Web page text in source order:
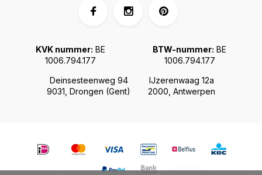
Deinsesteenweg 94
9031, Drongen (Gent)
IJzerenwaag 12a
2000, Antwerpen
KVK nummer: BE
1006.794.177
BTW-nummer: BE
1006.794.177